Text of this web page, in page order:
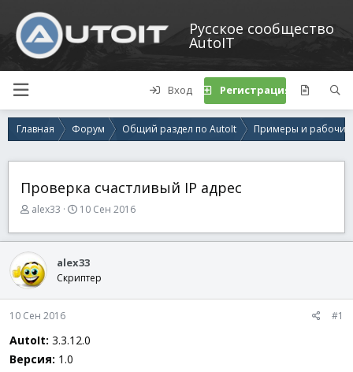
Русское сообщество
AutoIT
Вход Регистрация
Главная Форум Общий раздел по AutoIt Примеры и рабочие
Проверка счастливый IP адрес
А
т
о
р
т
ы
alex33
Д
т
н
а
а
10 Сен 2016
alex33
Скриптер
10 Сен 2016 #1
AutoIt: 3.3.12.0
Версия: 1.0